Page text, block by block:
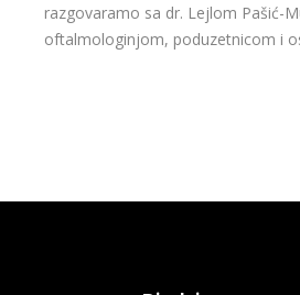
razgovaramo sa dr. Lejlom Pašić-
oftalmologinjom, poduzetnicom i